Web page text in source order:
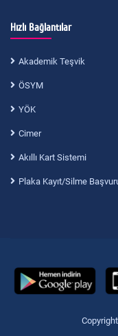
Hızlı Bağlantılar
Akademik Teşvik
ÖSYM
YÖK
Cimer
Akıllı Kart Sistemi
Plaka Kayıt/Silme